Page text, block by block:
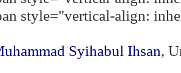
style="vertical-align:
Syihabul Ihsan,